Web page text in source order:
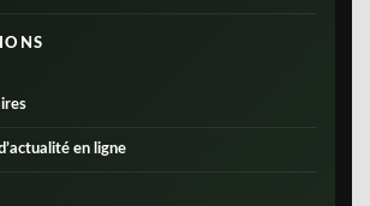
en ligne